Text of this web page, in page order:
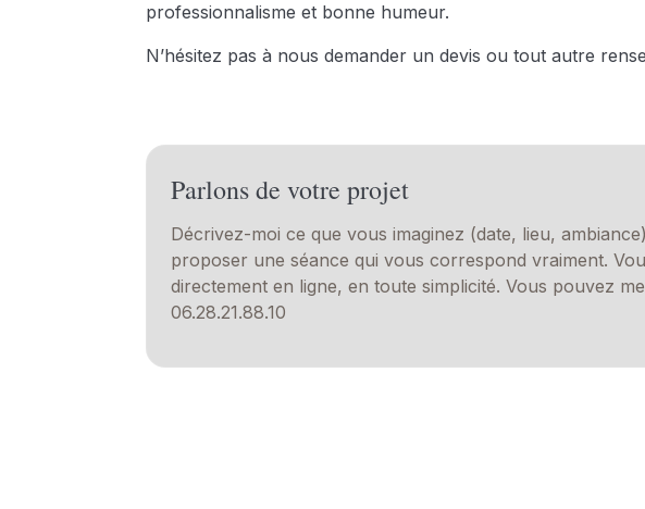
professionnalisme et bonne humeur.
N’hésitez pas à nous demander un devis ou tout autre
Parlons de votre projet
Décrivez-moi ce que vous imaginez (date, lieu,
proposer une séance qui vous correspond vraiment.
directement en ligne, en toute simplicité. Vous pouvez
06.28.21.88.10